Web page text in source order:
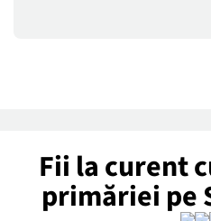
Fii la curent
primăriei pe